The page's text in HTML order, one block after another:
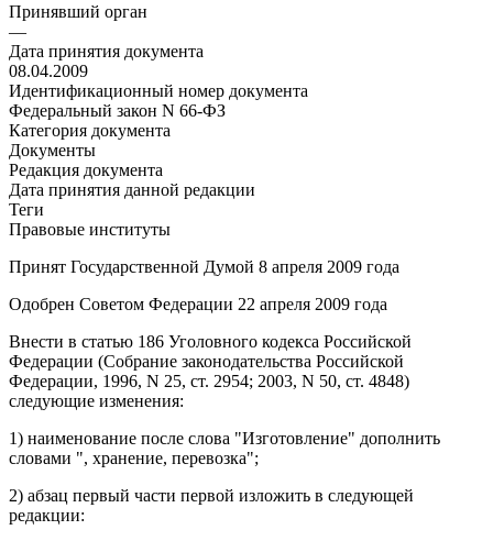
Принявший орган
—
Дата принятия документа
08.04.2009
Идентификационный номер документа
Федеральный закон N 66-ФЗ
Категория документа
Документы
Редакция документа
Дата принятия данной редакции
Теги
Правовые институты
Принят Государственной Думой 8 апреля 2009 года
Одобрен Советом Федерации 22 апреля 2009 года
Внести в статью 186 Уголовного кодекса Российской
Федерации (Собрание законодательства Российской
Федерации, 1996, N 25, ст. 2954; 2003, N 50, ст. 4848)
следующие изменения:
1) наименование после слова "Изготовление" дополнить
словами ", хранение, перевозка";
2) абзац первый части первой изложить в следующей
редакции: